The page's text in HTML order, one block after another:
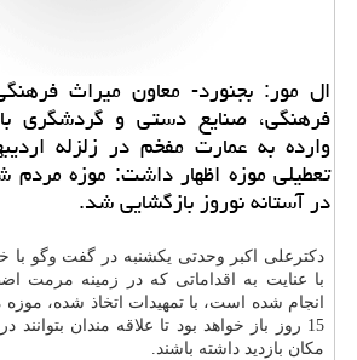
ال مور: بجنورد- معاون میراث
فرهنگی، صنایع دستی و گردشگری
وارده به عمارت مفخم در زلزله
تعطیلی موزه اظهار داشت: موزه
در آستانه نوروز بازگشایی شد.
دكترعلی اكبر وحدتی یكشنبه در گفت وگو با
با عنایت به اقداماتی كه در زمینه مرمت
انجام شده است، با تمهیدات اتخاذ شده،
15 روز باز خواهد بود تا علاقه مندان
مكان بازدید داشته باشند.